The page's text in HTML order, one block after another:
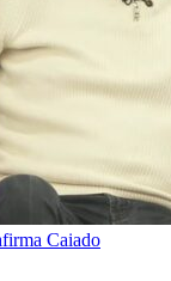
Caiado